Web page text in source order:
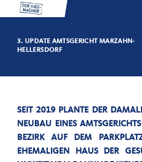
3. UPDATE AMTSGERICHT MARZAHN-
HELLERSDORF
SEIT 2019 PLANTE DER
NEUBAU EINES
BEZIRK AUF DEM
EHEMALIGEN HAUS DER